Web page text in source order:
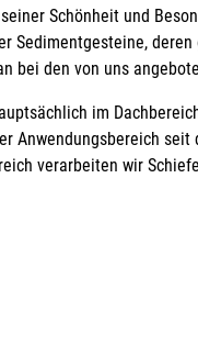
Schönheit und
Sedimentgesteine,
bei den von uns
im
Anwendungsbereich
verarbeiten wir